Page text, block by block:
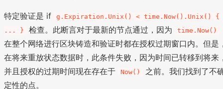
特定验证是 if
g.Expiration.Unix() < time.Now().Unix() {
... }
检查。此断言对于最新的节点通过，因为 time.Now()
在整个网络进行区块铸造和验证时都在授权过期窗口内。但是
在将来重放状态数据时，此条件失败，因为时间已转移到将来
并且授权的过期时间现在存在于
Now()
之前。我们找到了不
定性的点。